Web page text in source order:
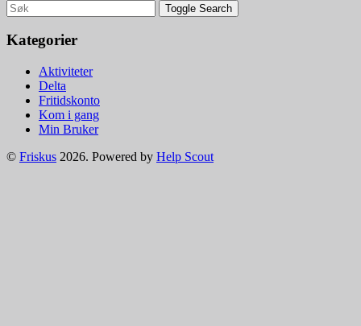
Toggle Search
Kategorier
Aktiviteter
Delta
Fritidskonto
Kom i gang
Min Bruker
© Friskus 2026. Powered by Help Scout